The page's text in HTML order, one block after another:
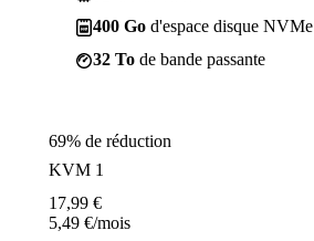
400 Go d'espace disque NVMe
32 To de bande passante
69% de réduction
KVM 1
17,99 €
5,49 €/mois